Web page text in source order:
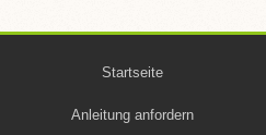
Startseite
Anleitung anfordern